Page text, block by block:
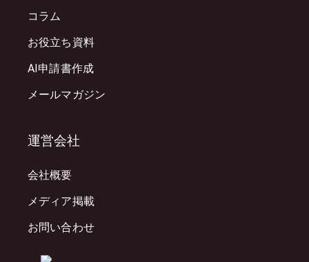
コラム
お役立ち資料
AI申請書作成
メールマガジン
運営会社
会社概要
メディア掲載
お問い合わせ